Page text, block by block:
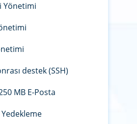
Yönetimi
destek (SSH)
MB E-Posta